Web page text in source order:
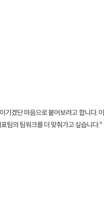
기겠단 마음으로 붙어보려고 합니다. 이
팀의 팀워크를 더 맞춰가고 싶습니다."